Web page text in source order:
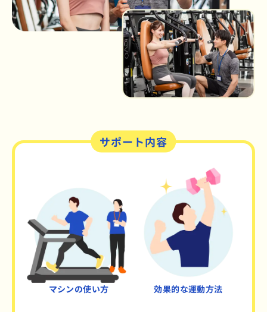
サポート内容
マシンの使い方 効果的な運動方法